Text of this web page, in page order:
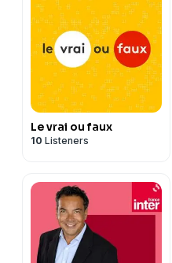
Le vrai ou faux
10 Listeners